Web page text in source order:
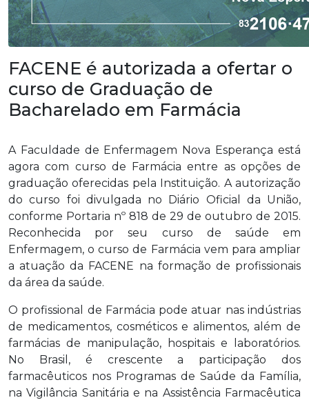
FACENE é autorizada a ofertar o
curso de Graduação de
Bacharelado em Farmácia
A Faculdade de Enfermagem Nova Esperança está
agora com curso de Farmácia entre as opções de
graduação oferecidas pela Instituição. A autorização
do curso foi divulgada no Diário Oficial da União,
conforme Portaria nº 818 de 29 de outubro de 2015.
Reconhecida por seu curso de saúde em
Enfermagem, o curso de Farmácia vem para ampliar
a atuação da FACENE na formação de profissionais
da área da saúde.
O profissional de Farmácia pode atuar nas indústrias
de medicamentos, cosméticos e alimentos, além de
farmácias de manipulação, hospitais e laboratórios.
No Brasil, é crescente a participação dos
farmacêuticos nos Programas de Saúde da Família,
na Vigilância Sanitária e na Assistência Farmacêutica